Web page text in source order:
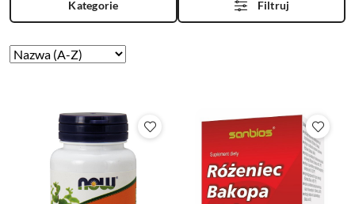
Kategorie Filtruj
Zastosowano
Sortuj